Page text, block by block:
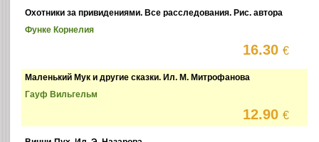
Охотники за привидениями. Все расследования. Рис. автора
Функе Корнелия
16.30€
Маленький Мук и другие сказки. Ил. М. Митрофанова
Гауф Вильгельм
12.90€